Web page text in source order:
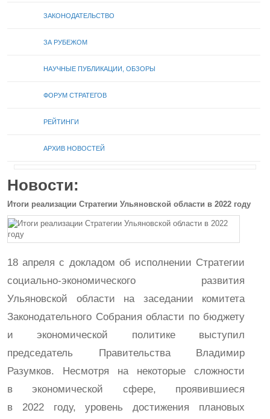
ЗАКОНОДАТЕЛЬСТВО
ЗА РУБЕЖОМ
НАУЧНЫЕ ПУБЛИКАЦИИ, ОБЗОРЫ
ФОРУМ СТРАТЕГОВ
РЕЙТИНГИ
АРХИВ НОВОСТЕЙ
Новости:
Итоги реализации Стратегии Ульяновской области в 2022 году
18 апреля с докладом об исполнении Стратегии
социально-экономического развития
Ульяновской области на заседании комитета
Законодательного Собрания области по бюджету
и экономической политике выступил
председатель Правительства Владимир
Разумков. Несмотря на некоторые сложности
в экономической сфере, проявившиеся
в 2022 году, уровень достижения плановых